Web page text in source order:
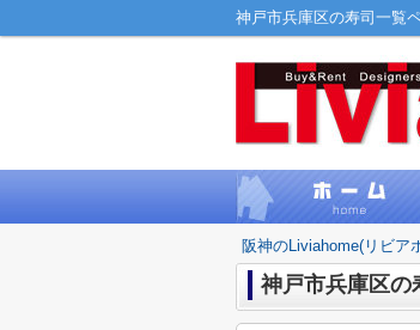
神戸市兵庫区の寿司一覧
阪神のLiviahome(リビア
神戸市兵庫区の